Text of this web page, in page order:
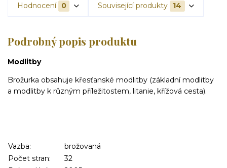
Hodnocení 0 Související produkty 14
Podrobný popis produktu
Modlitby
Brožurka obsahuje křesťanské modlitby (základní modlitby
a modlitby k různým příležitostem, litanie, křížová cesta).
Vazba:
brožovaná
Počet stran:
32